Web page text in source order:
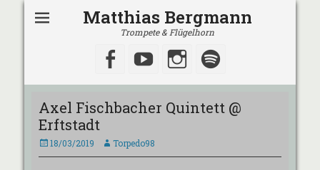
Matthias Bergmann
Trompete & Flügelhorn
Facebook
YouTubeInstagram
Axel Fischbacher Quintett @
Erftstadt
Veröffentlicht
am
18/03/2019 AutorTorpedo98